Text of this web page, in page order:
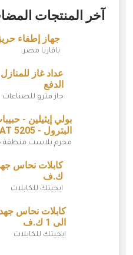
آخر المنتجات
جهاز إطفاء حريق سعه 2
بافاريا مصر
عداد غاز
الدفع
جاز مترو للصناعات
بولي إيثيلين -
البترول - MP-COAT 5205
محرم بلاست منطقة
ك.ف
ايجيتك للكابلات
الى 1 ك.ف
ايجيتك للكابلات